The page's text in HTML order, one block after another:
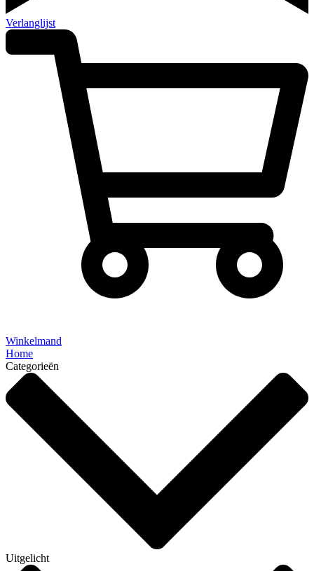
Verlanglijst
Winkelmand
Home
Categorieën
Uitgelicht